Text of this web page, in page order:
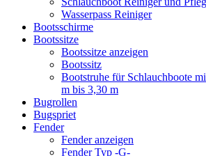
Wasserpass Reiniger
Bootsschirme
Bootssitze
Bootssitze anzeigen
Bootssitz
Bootstruhe für Schlauchboote
m bis 3,30 m
Bugrollen
Bugspriet
Fender
Fender anzeigen
Fender Typ -G-